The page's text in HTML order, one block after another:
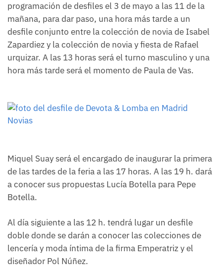
programación de desfiles el 3 de mayo a las 11 de la
mañana, para dar paso, una hora más tarde a un
desfile conjunto entre la colección de novia de Isabel
Zapardiez y la colección de novia y fiesta de Rafael
urquizar. A las 13 horas será el turno masculino y una
hora más tarde será el momento de Paula de Vas.
Miquel Suay será el encargado de inaugurar la primera
de las tardes de la feria a las 17 horas. A las 19 h. dará
a conocer sus propuestas Lucía Botella para Pepe
Botella.
Al día siguiente a las 12 h. tendrá lugar un desfile
doble donde se darán a conocer las colecciones de
lencería y moda íntima de la firma Emperatriz y el
diseñador Pol Núñez.